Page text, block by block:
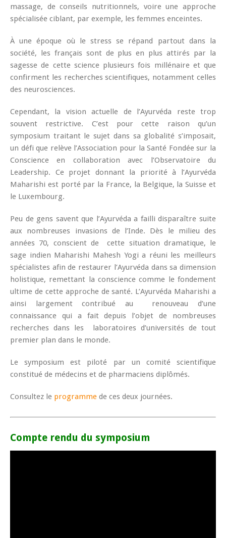
massage, de conseils nutritionnels, voire une approche
spécialisée ciblant, par exemple, les femmes enceintes.
À une époque où le stress se répand partout dans la
société, les français sont de plus en plus attirés par la
sagesse de cette science plusieurs fois millénaire et que
confirment les recherches scientifiques, notamment celles
des neurosciences.
Cependant, la vision actuelle de l’Ayurvéda reste trop
souvent restrictive. C’est pour cette raison qu’un
symposium traitant le sujet dans sa globalité s’imposait,
un défi que relève l’Association pour la Santé Fondée sur la
Conscience en collaboration avec l’Observatoire du
Leadership. Ce projet donnant la priorité à l’Ayurvéda
Maharishi est porté par la France, la Belgique, la Suisse et
le Luxembourg.
Peu de gens savent que l’Ayurvéda a failli disparaître suite
aux nombreuses invasions de l’Inde. Dès le milieu des
années 70, conscient de cette situation dramatique, le
sage indien Maharishi Mahesh Yogi a réuni les meilleurs
spécialistes afin de restaurer l’Ayurvéda dans sa dimension
holistique, remettant la conscience comme le fondement
ultime de cette approche de santé. L’Ayurvéda Maharishi a
ainsi largement contribué au renouveau d’une
connaissance qui a fait depuis l’objet de nombreuses
recherches dans les laboratoires d’universités de tout
premier plan dans le monde.
Le symposium est piloté par un comité scientifique
constitué de médecins et de pharmaciens diplômés.
Consultez le programme de ces deux journées.
Compte rendu du symposium